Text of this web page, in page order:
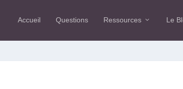
Accueil Questions Ressources Le